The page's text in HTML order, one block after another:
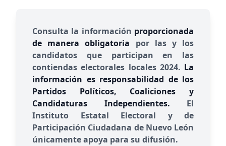
Consulta la información proporcionada
de manera obligatoria por las y los
candidatos que participan en las
contiendas electorales locales 2024. La
información es responsabilidad de los
Partidos Políticos, Coaliciones y
Candidaturas Independientes. El
Instituto Estatal Electoral y de
Participación Ciudadana de Nuevo León
únicamente apoya para su difusión.